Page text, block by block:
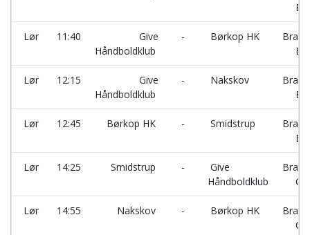
B
Lør 11:40
Give
Håndboldklub
- Børkop HK
B
Lør 12:15
Give
Håndboldklub
- Nakskov
B
Lør 12:45 Børkop HK - Smidstrup
B
Lør 14:25 Smidstrup -
Give
Håndboldklub
C
Lør 14:55 Nakskov - Børkop HK
C